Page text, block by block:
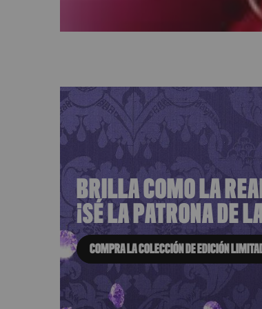
BRILLA COMO LA
¡SÉ LA PATRONA DE
COMPRA LA COLECCIÓN DE EDICIÓN